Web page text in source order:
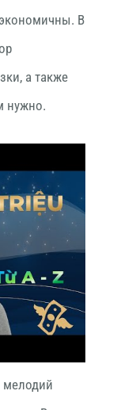
В
а также
нужно.
мелодий